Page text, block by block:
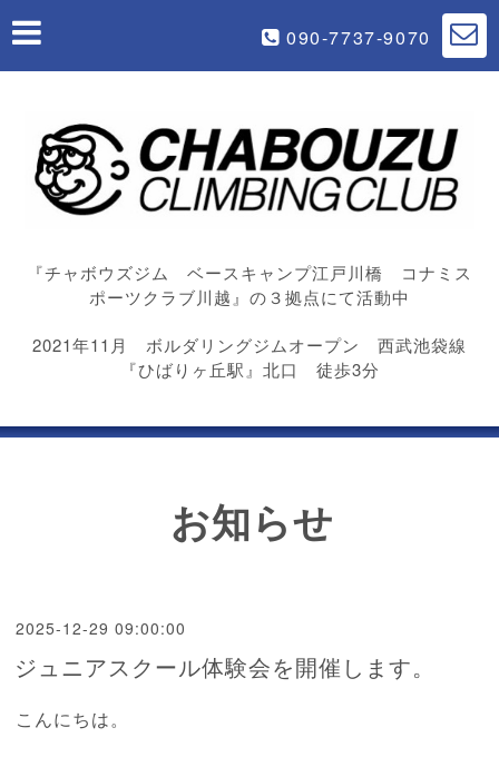
090-7737-9070
『チャボウズジム ベースキャンプ江戸川橋 コナミス
ポーツクラブ川越』の３拠点にて活動中
2021年11月 ボルダリングジムオープン 西武池袋線
『ひばりヶ丘駅』北口 徒歩3分
お知らせ
2025-12-29 09:00:00
ジュニアスクール体験会を開催します。
こんにちは。